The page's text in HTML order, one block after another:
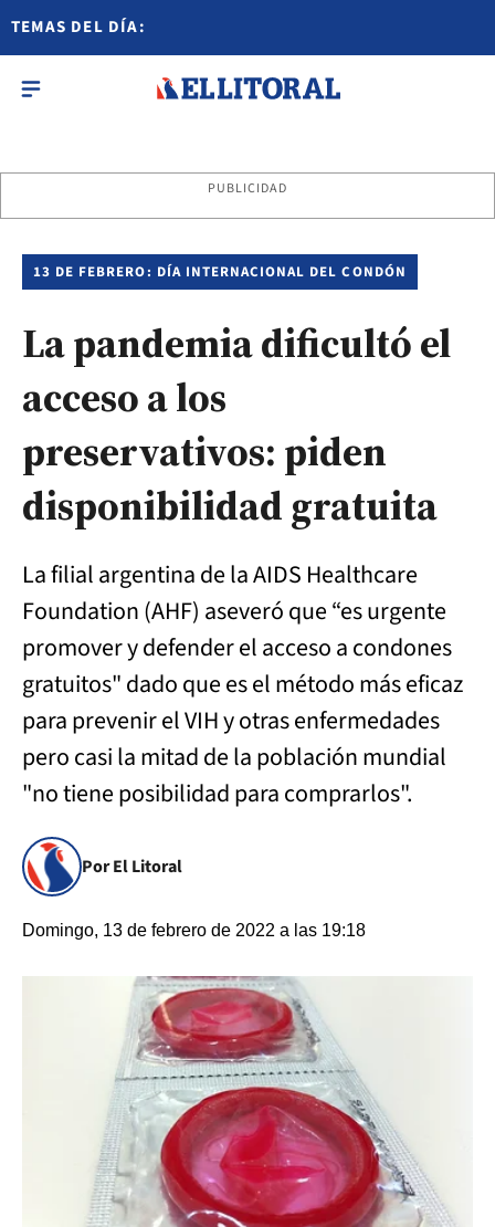
TEMAS DEL DÍA:
PUBLICIDAD
13 DE FEBRERO: DÍA INTERNACIONAL DEL CONDÓN
La pandemia dificultó el
acceso a los
preservativos: piden
disponibilidad gratuita
La filial argentina de la AIDS Healthcare
Foundation (AHF) aseveró que “es urgente
promover y defender el acceso a condones
gratuitos" dado que es el método más eficaz
para prevenir el VIH y otras enfermedades
pero casi la mitad de la población mundial
"no tiene posibilidad para comprarlos".
Por El Litoral
Domingo, 13 de febrero de 2022 a las 19:18